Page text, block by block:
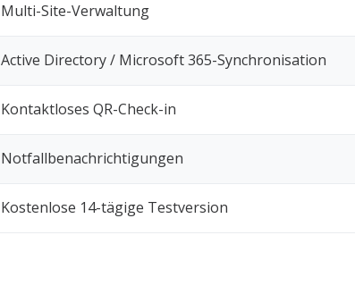
Multi-Site-Verwaltung
Active Directory / Microsoft 365-Synchronisation
Kontaktloses QR-Check-in
Notfallbenachrichtigungen
Kostenlose 14-tägige Testversion